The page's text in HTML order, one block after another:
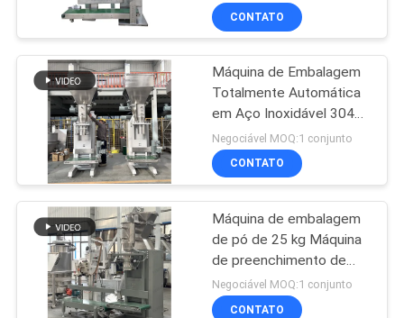
misturador da fita
Pó que peneira a
máquina
Automaticamente
Alimentação, Pesagem,
Descarga e Selagem
CONTATO
Máquina de Embalagem
Totalmente Automática
em Aço Inoxidável 304
com Sistema de
Controle PLC para
Embalagem de Pó de 5-
Negociável MOQ:1 conjunto
CONTATO
Máquina de embalagem
de pó de 25 kg Máquina
de preenchimento de
sacos de farinha química
de aço inoxidável
Negociável MOQ:1 conjunto
CONTATO